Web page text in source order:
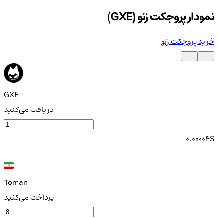
نمودار پروجکت زنو (GXE)
خرید پروجکت زنو
GXE
دریافت می‌کنید
0.00004$
Toman
پرداخت می‌کنید